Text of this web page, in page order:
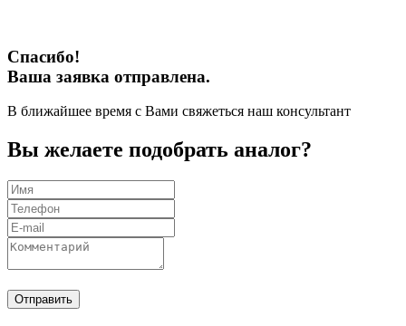
Спасибо!
Ваша заявка отправлена.
В ближайшее время с Вами свяжеться наш консультант
Вы желаете подобрать аналог?
Отправить